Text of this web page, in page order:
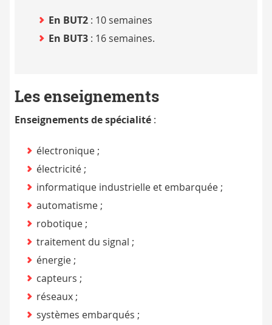
En BUT2: 10 semaines
En BUT3 : 16 semaines.
Les enseignements
Enseignements de spécialité :
électronique ;
électricité ;
informatique industrielle et embarquée ;
automatisme ;
robotique ;
traitement du signal ;
énergie ;
capteurs ;
réseaux ;
systèmes embarqués ;